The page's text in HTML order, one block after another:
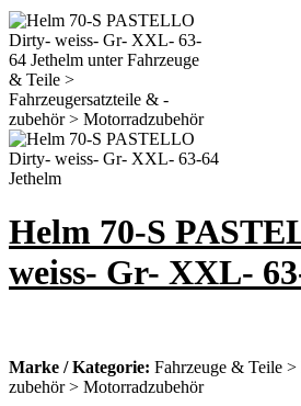
Helm 70-S
weiss- Gr- XXL-
Marke / Kategorie: Fahrzeuge & Teile
zubehör > Motorradzubehör